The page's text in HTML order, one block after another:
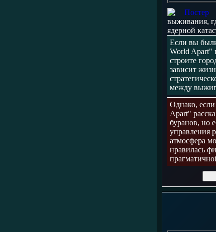
выживания,
ядерной
Если вы
World Apart"
строите
зависит
между
Однако,
Apart"
буранов, но
управления
атмосфера
нравилась